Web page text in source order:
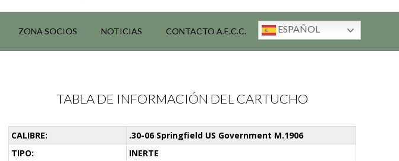
ZONA SOCIOS NOTICIAS CONTACTO A.E.C.C. ESPAÑOL
TABLA DE INFORMACIÓN DEL CARTUCHO
CALIBRE:
.30-06 Springfield US Government M.1906
TIPO:
INERTE